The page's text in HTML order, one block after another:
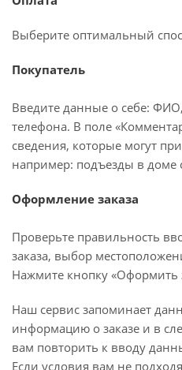
Выберите оптимальный
Покупатель
Введите данные о себе:
телефона. В поле
сведения, которые могут
например: подъезды в доме
Оформление заказа
Проверьте правильность
заказа, выбор
Нажмите кнопку «Оформить
Наш сервис запоминает
информацию о заказе и в
вам повторить к вводу
Если условия вам не